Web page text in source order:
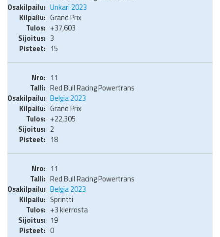
Unkari 2023
Grand Prix
+37,603
3
15
11
Red Bull Racing Powertrans
Belgia 2023
Grand Prix
+22,305
2
18
11
Red Bull Racing Powertrans
Belgia 2023
Sprintti
+3 kierrosta
19
0